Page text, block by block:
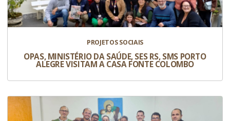
PROJETOS SOCIAIS
OPAS, MINISTÉRIO DA SAÚDE, SES RS, SMS PORTO
ALEGRE VISITAM A CASA FONTE COLOMBO